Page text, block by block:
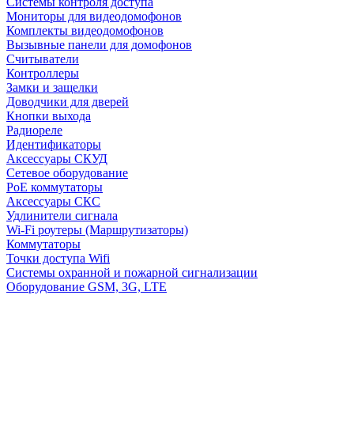
Мониторы для видеодомофонов
Комплекты видеодомофонов
Вызывные панели для домофонов
Считыватели
Контроллеры
Замки и защелки
Доводчики для дверей
Кнопки выхода
Радиореле
Идентификаторы
Аксессуары СКУД
Сетевое оборудование
PoE коммутаторы
Аксессуары СКС
Удлинители сигнала
Wi-Fi роутеры (Маршрутизаторы)
Коммутаторы
Точки доступа Wifi
Системы охранной и пожарной сигнализации
Оборудование GSM, 3G, LTE